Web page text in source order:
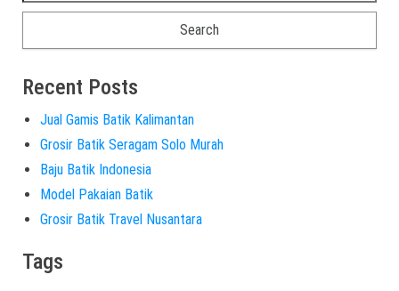
Recent Posts
Jual Gamis Batik Kalimantan
Grosir Batik Seragam Solo Murah
Baju Batik Indonesia
Model Pakaian Batik
Grosir Batik Travel Nusantara
Tags